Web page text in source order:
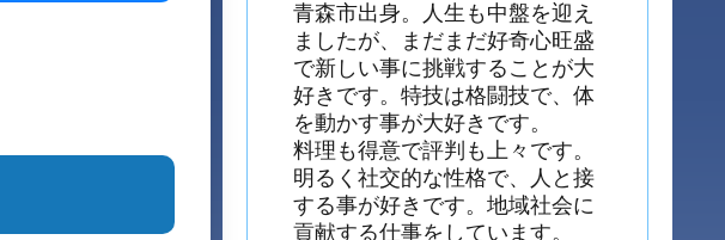
青森市出身。人生も中盤を迎え
ましたが、まだまだ好奇心旺盛
で新しい事に挑戦することが大
好きです。特技は格闘技で、体
を動かす事が大好きです。
料理も得意で評判も上々です。
明るく社交的な性格で、人と接
する事が好きです。地域社会に
貢献する仕事をしています。